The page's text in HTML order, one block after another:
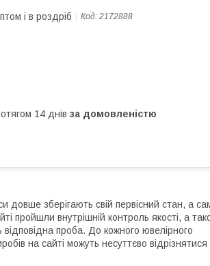
і в роздріб Код: 2172888
14 днів за домовленістю
довше зберігають свій первісний стан, а
пройшли внутрішній контроль якості, а
відповідна проба. До кожного ювелірного
на сайті можуть несуттєво відрізнятися